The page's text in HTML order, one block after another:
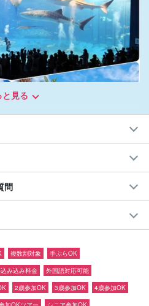
たスタッフがご案内☆
！美ら島観光バスツアー
の入場料も込みになります！大人
楽しみいただけます。
と見る
問
複数割対象
手ぶらOK
み込み料金
外国語対応可能
2歳参加OK 3歳参加OK
4歳参加OK